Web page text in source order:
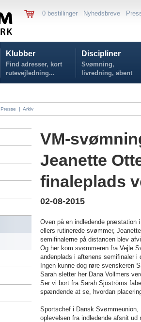
0 bestillinger Nyhedsbreve
Klubber
Find adresser, kort
rutevejledning...
Discipliner
Svømning,
livredning, åbent
vand...
Presse | Arkiv
VM-
Jeanette
finaleplads
02-08-2015
Oven på en indledende præstation
ellers rutinerede svømmer,
semifinalerne på distancen blev
Og her kom svømmeren fra Vejle
andenplads i aftenens semifinaler i
Ingen kunne dog røre svenskeren
Sarah sletter her Dana Vollmers
Ser vi bort fra Sarah Sjöströms
spændende at se, hvordan
Sportschef i Dansk
oplevelsen fra indledende afsnit